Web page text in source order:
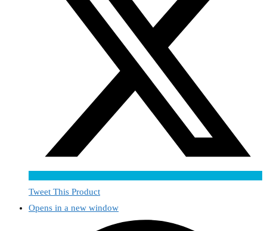
Tweet This Product
Opens in a new window